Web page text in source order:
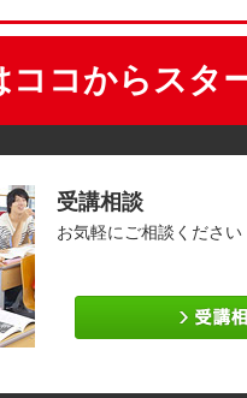
コからスタ
受講相談
お気軽にご相談ください